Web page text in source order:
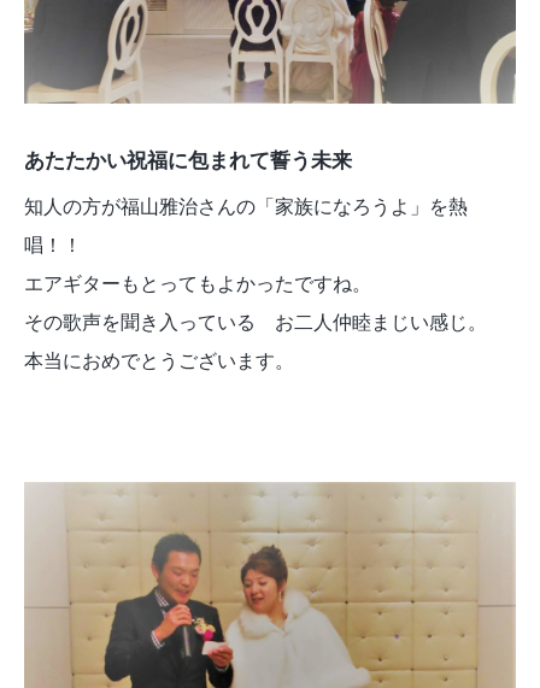
あたたかい祝福に包まれて誓う未来
知人の方が福山雅治さんの「家族になろうよ」を熱
唱！！
エアギターもとってもよかったですね。
その歌声を聞き入っている お二人仲睦まじい感じ。
本当におめでとうございます。